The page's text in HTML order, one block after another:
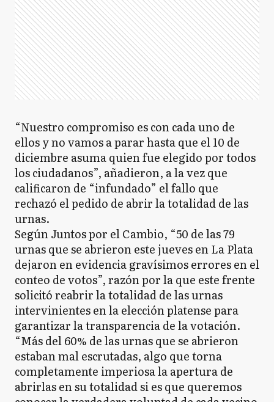
“Nuestro compromiso es con cada uno de
ellos y no vamos a parar hasta que el 10 de
diciembre asuma quien fue elegido por todos
los ciudadanos”, añadieron, a la vez que
calificaron de “infundado” el fallo que
rechazó el pedido de abrir la totalidad de las
urnas.
Según Juntos por el Cambio, “50 de las 79
urnas que se abrieron este jueves en La Plata
dejaron en evidencia gravísimos errores en el
conteo de votos”, razón por la que este frente
solicitó reabrir la totalidad de las urnas
intervinientes en la elección platense para
garantizar la transparencia de la votación.
“Más del 60% de las urnas que se abrieron
estaban mal escrutadas, algo que torna
completamente imperiosa la apertura de
abrirlas en su totalidad si es que queremos